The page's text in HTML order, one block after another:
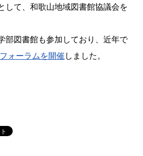
して、和歌山地域図書館協議会を
部図書館も参加しており、近年で
フォーラムを開催しました。